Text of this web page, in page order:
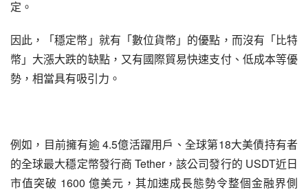
定。
因此，「穩定幣」就有「數位貨幣」的優點，而沒有「比特
幣」大漲大跌的缺點，又有國際貿易快速支付、低成本等優
勢，相當具有吸引力。
例如，目前擁有逾 4.5億活躍用戶、全球第18大美債持有者
的全球最大穩定幣發行商 Tether，該公司發行的 USDT近日
市值突破 1600 億美元，其加速成長態勢令整個金融界側